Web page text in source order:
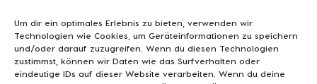
Um dir ein optimales Erlebnis zu bieten, verwenden wir
Technologien wie Cookies, um Geräteinformationen zu speichern
und/oder darauf zuzugreifen. Wenn du diesen Technologien
zustimmst, können wir Daten wie das Surfverhalten oder
eindeutige IDs auf dieser Website verarbeiten. Wenn du deine